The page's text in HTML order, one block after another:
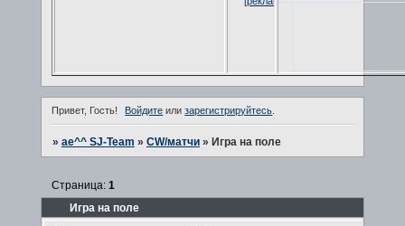
Привет, Гость! Войдите илизарегистрируйтесь.
» ae^^ SJ-Team » CW/матчи » Игра на поле
Игра на поле
Страница: 1